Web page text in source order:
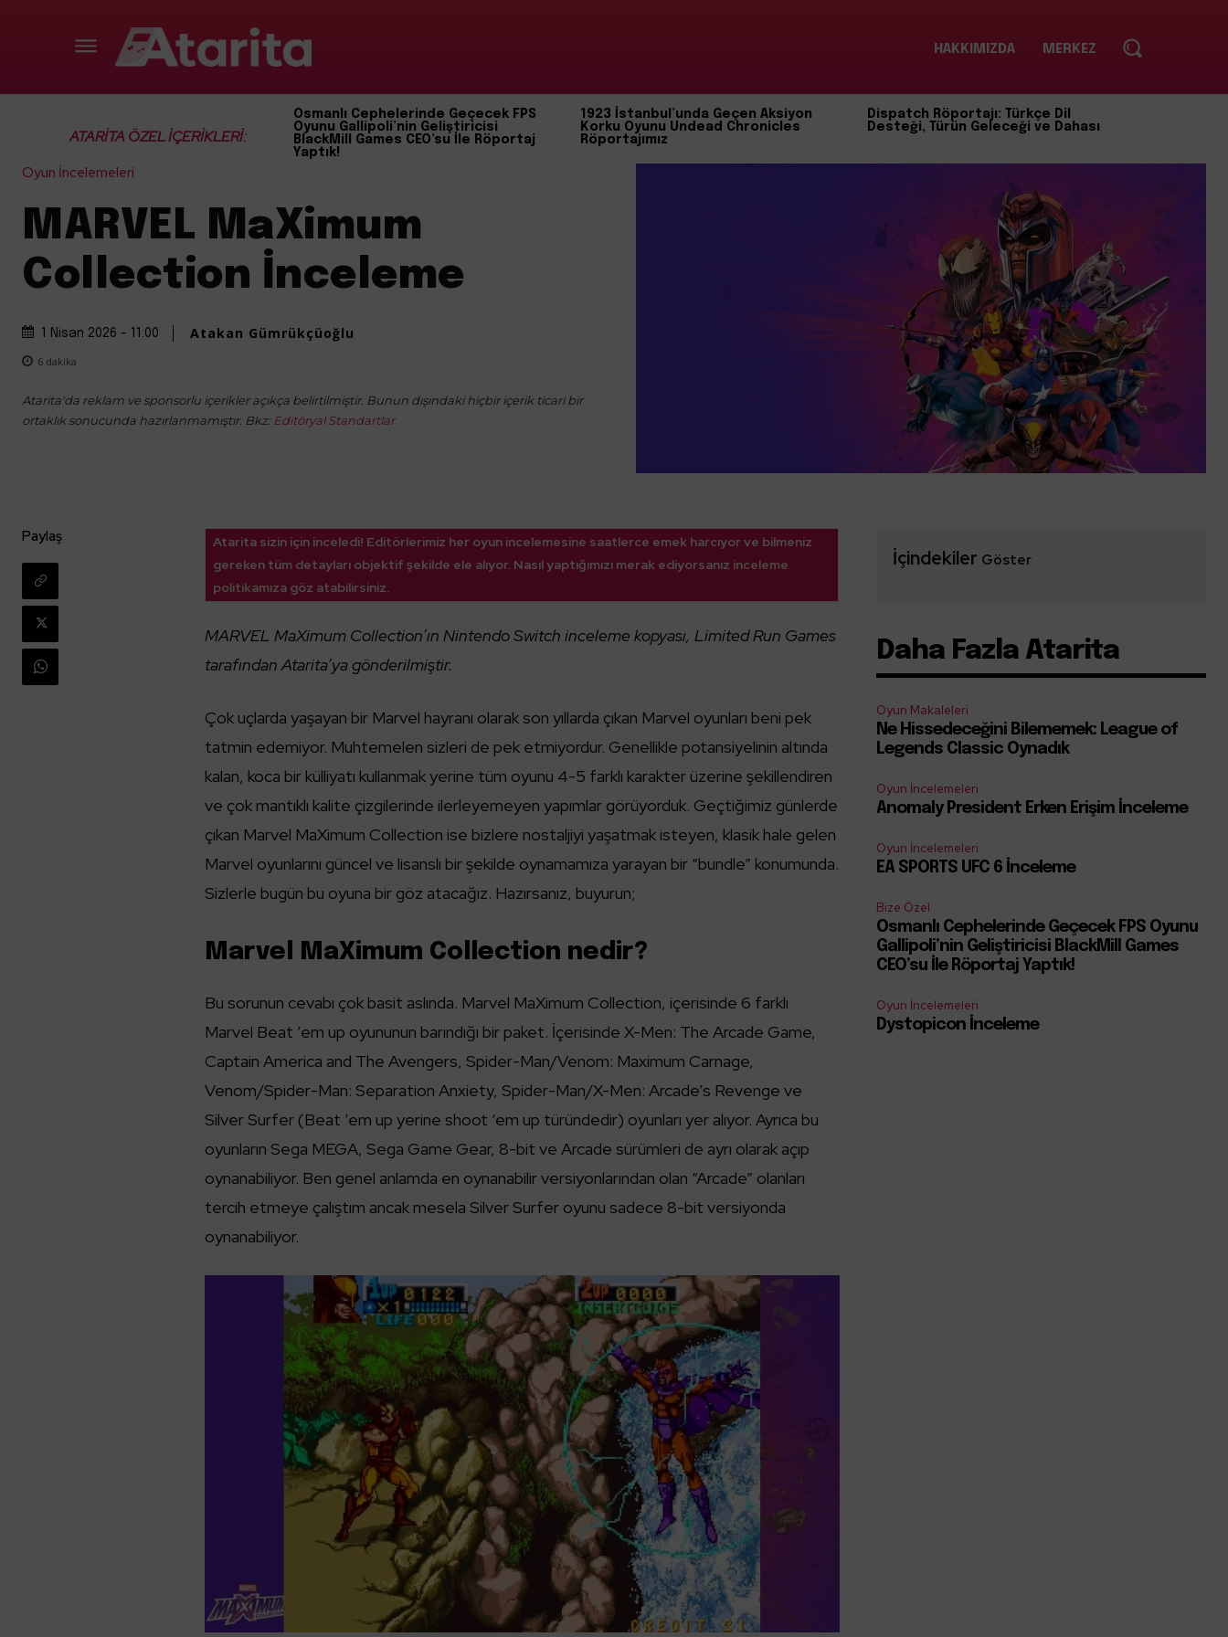
HAKKIMIZDA MERKEZ
ATARİTA ÖZEL İÇERİKLERİ:
Osmanlı Cephelerinde Geçecek FPS
Oyunu Gallipoli’nin Geliştiricisi
BlackMill Games CEO’su İle Röportaj
Yaptık!
1923 İstanbul’unda Geçen Aksiyon
Korku Oyunu Undead Chronicles
Röportajımız
Dispatch Röportajı: Türkçe Dil
Desteği, Türün Geleceği ve Dahası
Oyun İncelemeleri
MARVEL MaXimum
Collection İnceleme
1 Nisan 2026 - 11:00 Atakan Gümrükçüoğlu
6 dakika
Atarita'da reklam ve sponsorlu içerikler açıkça belirtilmiştir. Bunun dışındaki hiçbir içerik ticari bir
ortaklık sonucunda hazırlanmamıştır. Bkz:Editöryal Standartlar
Paylaş
Atarita sizin için inceledi! Editörlerimiz her oyun incelemesine saatlerce emek harcıyor ve bilmeniz
gereken tüm detayları objektif şekilde ele alıyor. Nasıl yaptığımızı merak ediyorsanız inceleme
politikamıza göz atabilirsiniz.
MARVEL MaXimum Collection’ın Nintendo Switch inceleme kopyası, Limited Run Games
tarafından Atarita’ya gönderilmiştir.
Çok uçlarda yaşayan bir Marvel hayranı olarak son yıllarda çıkan Marvel oyunları beni pek
tatmin edemiyor. Muhtemelen sizleri de pek etmiyordur. Genellikle potansiyelinin altında
kalan, koca bir külliyatı kullanmak yerine tüm oyunu 4-5 farklı karakter üzerine şekillendiren
ve çok mantıklı kalite çizgilerinde ilerleyemeyen yapımlar görüyorduk. Geçtiğimiz günlerde
çıkan Marvel MaXimum Collection ise bizlere nostaljiyi yaşatmak isteyen, klasik hale gelen
Marvel oyunlarını güncel ve lisanslı bir şekilde oynamamıza yarayan bir “bundle” konumunda.
Sizlerle bugün bu oyuna bir göz atacağız. Hazırsanız, buyurun;
Marvel MaXimum Collection nedir?
Bu sorunun cevabı çok basit aslında. Marvel MaXimum Collection, içerisinde 6 farklı
Marvel Beat ’em up oyununun barındığı bir paket. İçerisinde X-Men: The Arcade Game,
Captain America and The Avengers, Spider-Man/Venom: Maximum Carnage,
Venom/Spider-Man: Separation Anxiety, Spider-Man/X-Men: Arcade’s Revenge ve
Silver Surfer (Beat ’em up yerine shoot ‘em up türündedir) oyunları yer alıyor. Ayrıca bu
oyunların Sega MEGA, Sega Game Gear, 8-bit ve Arcade sürümleri de ayrı olarak açıp
oynanabiliyor. Ben genel anlamda en oynanabilir versiyonlarından olan “Arcade” olanları
tercih etmeye çalıştım ancak mesela Silver Surfer oyunu sadece 8-bit versiyonda
oynanabiliyor.
İçindekiler Göster
Daha Fazla Atarita
Oyun Makaleleri
Ne Hissedeceğini Bilememek: League of
Legends Classic Oynadık
Oyun İncelemeleri
Anomaly President Erken Erişim İnceleme
Oyun İncelemeleri
EA SPORTS UFC 6 İnceleme
Bize Özel
Osmanlı Cephelerinde Geçecek FPS Oyunu
Gallipoli’nin Geliştiricisi BlackMill Games
CEO’su İle Röportaj Yaptık!
Oyun İncelemeleri
Dystopicon İnceleme